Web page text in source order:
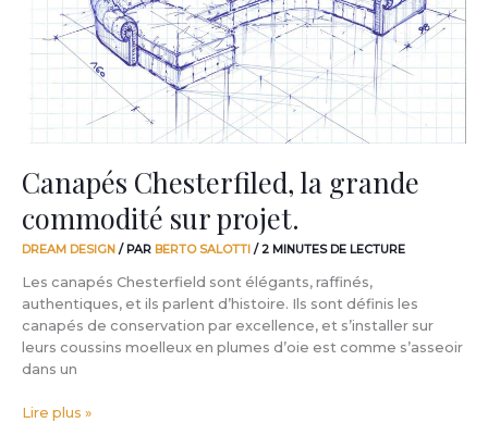
Canapés Chesterfiled, la grande
commodité sur projet.
DREAM DESIGN / PAR BERTO SALOTTI /2 MINUTES DE LECTURE
Les canapés Chesterfield sont élégants, raffinés,
authentiques, et ils parlent d’histoire. Ils sont définis les
canapés de conservation par excellence, et s’installer sur
leurs coussins moelleux en plumes d’oie est comme s’asseoir
dans un
projet.
Lire plus »